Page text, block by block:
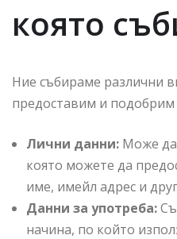
която
Ние събираме различни
предоставим и подобрим
Лични данни: Може
която можете да
име, имейл адрес и
Данни за употреба:
начина, по който